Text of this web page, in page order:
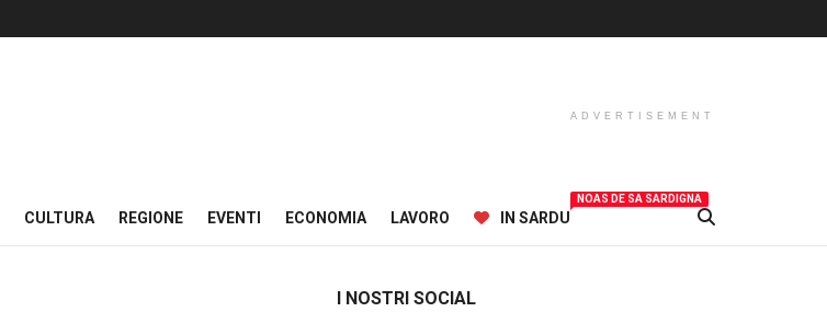
ADVERTISEMENT
CULTURA REGIONE EVENTI ECONOMIA LAVORO IN SARDU
NOAS DE SA SARDIGNA
I NOSTRI SOCIAL